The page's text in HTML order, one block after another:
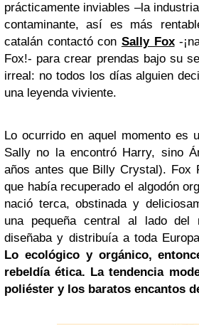
prácticamente inviables –la
contaminante, así es más
catalán contactó con Sally Fox-
Fox!- para crear prendas bajo su
irreal: no todos los días alguien
una leyenda viviente.
Lo ocurrido en aquel momento es
Sally no la encontró Harry, sino
años antes que Billy Crystal). Fox
que había recuperado el algodón
nació terca, obstinada y
una pequeña central al lado del
diseñaba y distribuía a toda
Lo ecológico y orgánico,
rebeldía ética. La tendencia
poliéster y los baratos encantos